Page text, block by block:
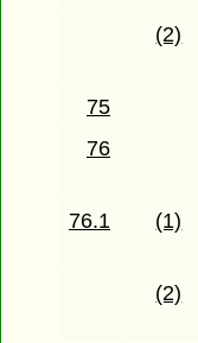
(2)
75
76
76.1
(1)
(2)